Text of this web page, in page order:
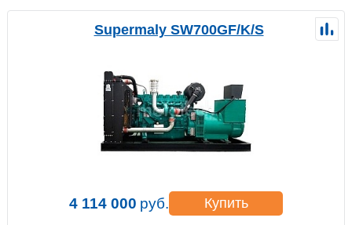
Supermaly SW700GF/K/S
4 114 000 руб. Купить